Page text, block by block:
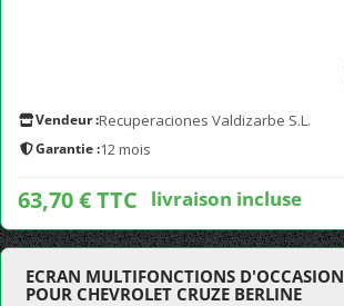
Vendeur :Recuperaciones Valdizarbe S.L.
Garantie :12 mois
63,70 € TTC livraison incluse
ECRAN MULTIFONCTIONS D'OCCASION
POUR CHEVROLET CRUZE BERLINE